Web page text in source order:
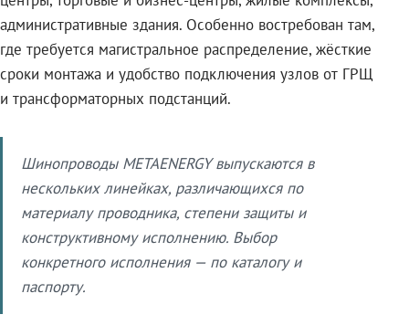
административные здания. Особенно востребован там,
где требуется магистральное распределение, жёсткие
сроки монтажа и удобство подключения узлов от ГРЩ
и трансформаторных подстанций.
Шинопроводы METAENERGY выпускаются в
нескольких линейках, различающихся по
материалу проводника, степени защиты и
конструктивному исполнению. Выбор
конкретного исполнения — по каталогу и
паспорту.